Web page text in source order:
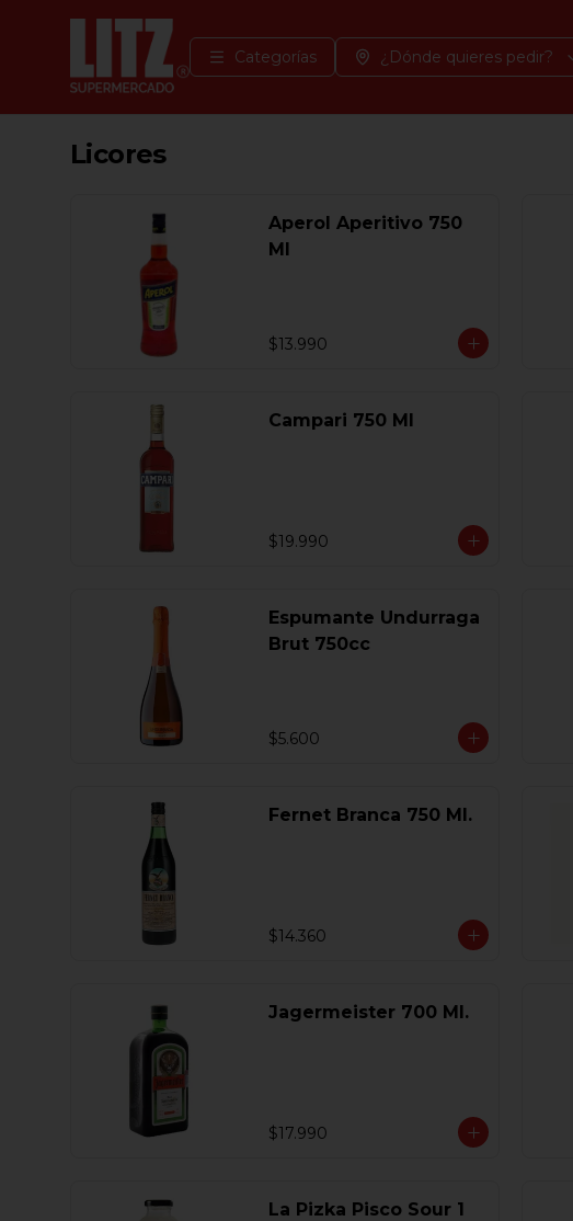
Categorías ¿Dónde quieres pedir?
Licores
Aperol Aperitivo 750
Ml
$13.990
Campari 750 Ml
$19.990
Espumante Undurraga
Brut 750cc
$5.600
Fernet Branca 750 Ml.
$14.360
Jagermeister 700 Ml.
$17.990
La Pizka Pisco Sour 1